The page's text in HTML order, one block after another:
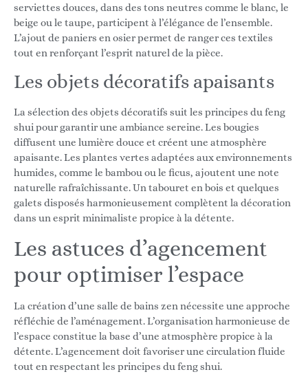
serviettes douces, dans des tons neutres comme le blanc, le
beige ou le taupe, participent à l’élégance de l’ensemble.
L’ajout de paniers en osier permet de ranger ces textiles
tout en renforçant l’esprit naturel de la pièce.
Les objets décoratifs apaisants
La sélection des objets décoratifs suit les principes du feng
shui pour garantir une ambiance sereine. Les bougies
diffusent une lumière douce et créent une atmosphère
apaisante. Les plantes vertes adaptées aux environnements
humides, comme le bambou ou le ficus, ajoutent une note
naturelle rafraîchissante. Un tabouret en bois et quelques
galets disposés harmonieusement complètent la décoration
dans un esprit minimaliste propice à la détente.
Les astuces d’agencement
pour optimiser l’espace
La création d’une salle de bains zen nécessite une approche
réfléchie de l’aménagement. L’organisation harmonieuse de
l’espace constitue la base d’une atmosphère propice à la
détente. L’agencement doit favoriser une circulation fluide
tout en respectant les principes du feng shui.